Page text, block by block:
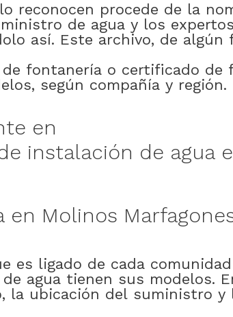
lo reconocen procede de la
de agua y los expertos
así. Este archivo, de algún
de fontanería o certificado de
, según compañía y región.
en
instalación de agua
en Molinos
es ligado de cada comunidad
de agua tienen sus modelos.
, la ubicación del suministro y